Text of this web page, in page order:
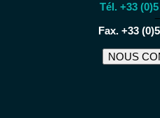
Tél. +33
−
Fax. +33
NOUS